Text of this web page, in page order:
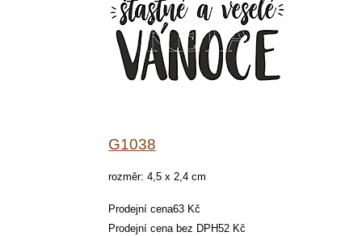
G1038
rozměr: 4,5 x 2,4 cm
Prodejní cena63 Kč
Prodejní cena bez DPH52 Kč